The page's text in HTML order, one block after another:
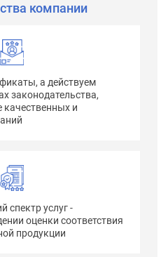
компании
а действуем
законодательства,
качественных и
спектр услуг -
оценки соответствия
продукции